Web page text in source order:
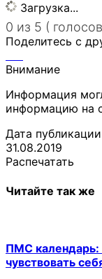
Загрузка...
0 из 5 (
Поделитесь с
Внимание
Информация
информацию на
Дата
31.08.2019
Распечатать
Читайте так же
ПМС
чувствовать